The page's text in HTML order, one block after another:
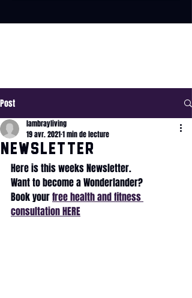
Post
NewsLETTER
lambrayliving
19 avr. 20211 min de lecture
Here is this weeks Newsletter.
Want to become a Wonderlander?
Book your free health and fitness
consultation HERE